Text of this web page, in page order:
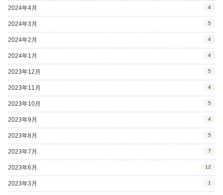
2024年4月 4
2024年3月 5
2024年2月 4
2024年1月 4
2023年12月 5
2023年11月 4
2023年10月 5
2023年9月 4
2023年8月 5
2023年7月 7
2023年6月 12
2023年3月 1